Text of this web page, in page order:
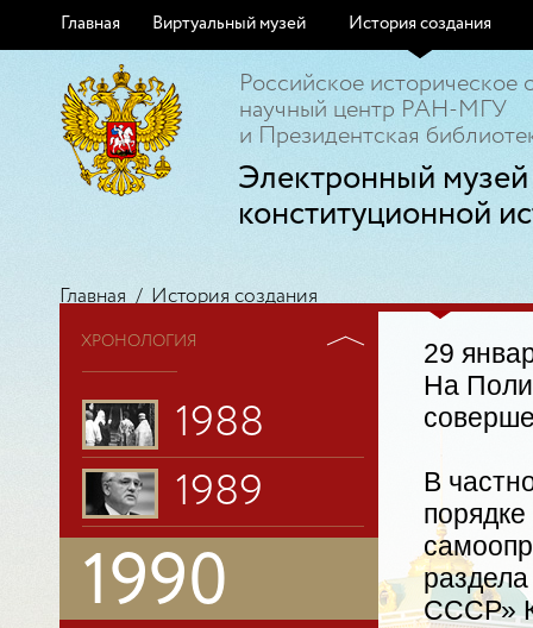
Главная Виртуальный музей История создания
Российское историческое
научный центр РАН-МГУ
и Президентская
Электронный музей
конституционной
Главная / История создания
ХРОНОЛОГИЯ
1988
1989
1990
29
На
В
СССР»